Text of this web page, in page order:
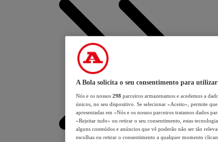
A Bola solicita o seu consentimento para utilizar
Nós e os nossos 298 parceiros armazenamos e acedemos a
únicos, no seu dispositivo. Se selecionar «Aceito», permite
apresentadas em «Nós e os nossos parceiros tratamos dados
«Rejeitar tudo» ou retirar o seu consentimento, estas
alguns conteúdos e anúncios que vê poderão não ser tão
escolhas ou retirar o consentimento a qualquer momento